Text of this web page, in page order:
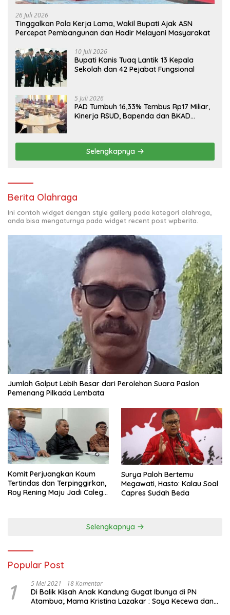
26 Juli 2026
Tinggalkan Pola Kerja Lama, Wakil Bupati Ajak ASN
Percepat Pembangunan dan Hadir Melayani Masyarakat
10 Juli 2026
Bupati Kanis Tuaq Lantik 13 Kepala
Sekolah dan 42 Pejabat Fungsional
5 Juli 2026
PAD Tumbuh 16,33% Tembus Rp17 Miliar,
Kinerja RSUD, Bapenda dan BKAD
Selengkapnya
Berita Olahraga
Ini contoh widget dengan style gallery pada kategori olahraga,
anda bisa mengaturnya pada widget recent post wpberita.
Jumlah Golput Lebih Besar dari Perolehan Suara Paslon
Pemenang Pilkada Lembata
Komit Perjuangkan Kaum
Tertindas dan Terpinggirkan,
Roy Rening Maju Jadi Caleg
Surya Paloh Bertemu
Megawati, Hasto: Kalau Soal
Capres Sudah Beda
Selengkapnya
Popular Post
1 5 Mei 2021 18 Komentar
Di Balik Kisah Anak Kandung Gugat Ibunya di PN
Atambua; Mama Kristina Lazakar : Saya Kecewa dan